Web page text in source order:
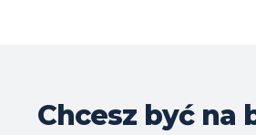
Chcesz być na